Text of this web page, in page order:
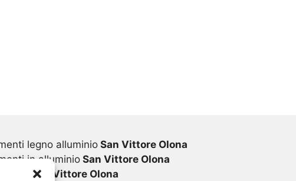
legno alluminio San Vittore Olona
in alluminioSan Vittore Olona
pvc
San Vittore Olona